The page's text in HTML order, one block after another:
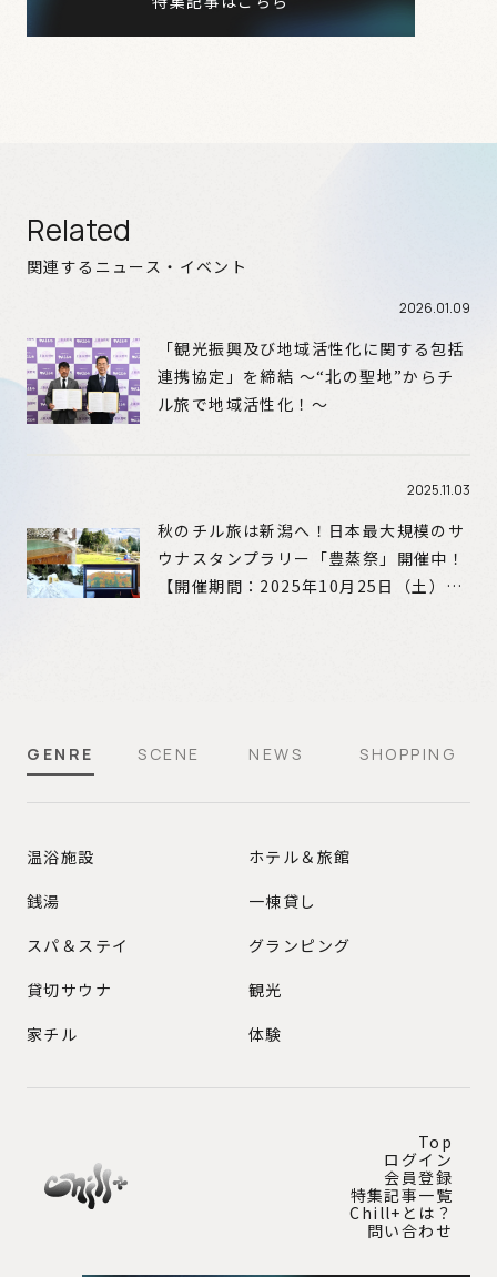
Related
関連するニュース・イベント
2026.01.09
「観光振興及び地域活性化に関する包括
連携協定」を締結 ～“北の聖地”からチ
ル旅で地域活性化！～
2025.11.03
秋のチル旅は新潟へ！日本最大規模のサ
ウナスタンプラリー「豊蒸祭」開催中！
【開催期間：2025年10月25日（土）～
GENRE SCENE NEWS SHOPPING
GENRE
温浴施設
銭湯
スパ＆ステイ
貸切サウナ
家チル
ホテル＆旅館
一棟貸し
グランピング
観光
体験
Top
ログイン
会員登録
特集記事一覧
Chill+とは？
問い合わせ